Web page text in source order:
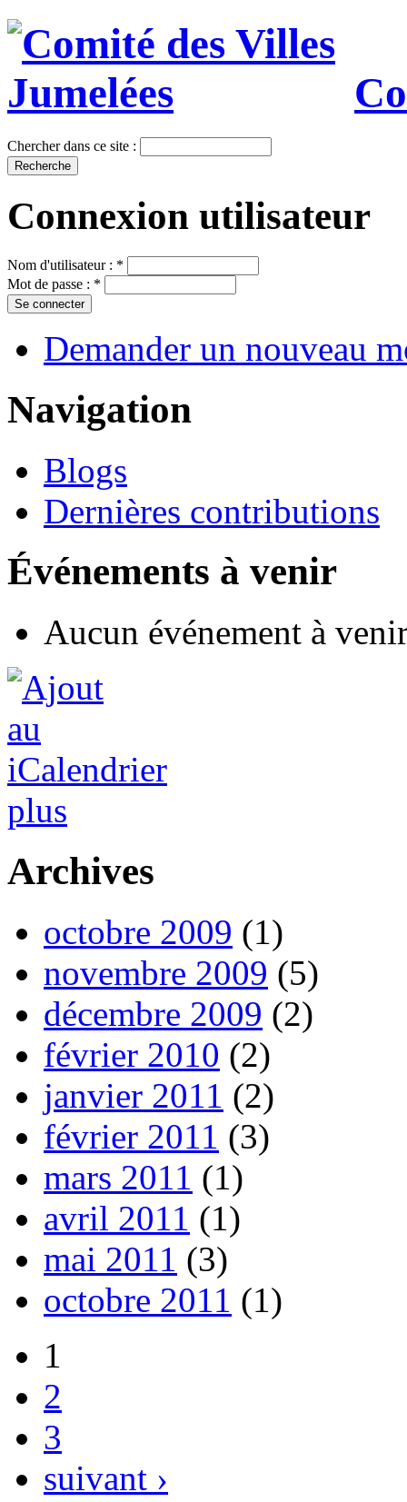
Chercher dans ce site :
Connexion utilisateur
Nom d'utilisateur : *
Mot de passe : *
Demander un nouveau
Navigation
Blogs
Dernières contributions
Événements à venir
Aucun événement à
plus
Archives
octobre 2009 (1)
novembre 2009 (5)
décembre 2009 (2)
février 2010 (2)
janvier 2011 (2)
février 2011 (3)
mars 2011 (1)
avril 2011 (1)
mai 2011 (3)
octobre 2011 (1)
1
2
3
suivant ›